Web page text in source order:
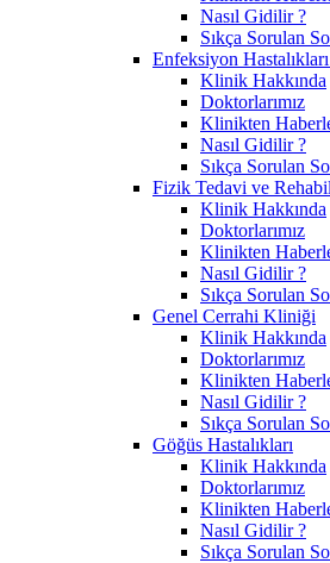
Nasıl Gidilir ?
Sıkça Sorulan
Enfeksiyon
Klinik Hakkında
Doktorlarımız
Klinikten
Nasıl Gidilir ?
Sıkça Sorulan
Fizik Tedavi ve
Klinik Hakkında
Doktorlarımız
Klinikten
Nasıl Gidilir ?
Sıkça Sorulan
Genel Cerrahi Kliniği
Klinik Hakkında
Doktorlarımız
Klinikten
Nasıl Gidilir ?
Sıkça Sorulan
Göğüs Hastalıkları
Klinik Hakkında
Doktorlarımız
Klinikten
Nasıl Gidilir ?
Sıkça Sorulan